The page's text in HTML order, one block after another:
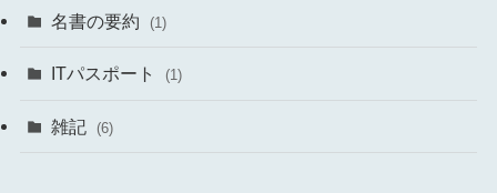
名書の要約 (1)
ITパスポート (1)
雑記 (6)